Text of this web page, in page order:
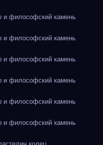
и философский камень
и философский камень
и философский камень
и философский камень
и философский камень
и философский камень